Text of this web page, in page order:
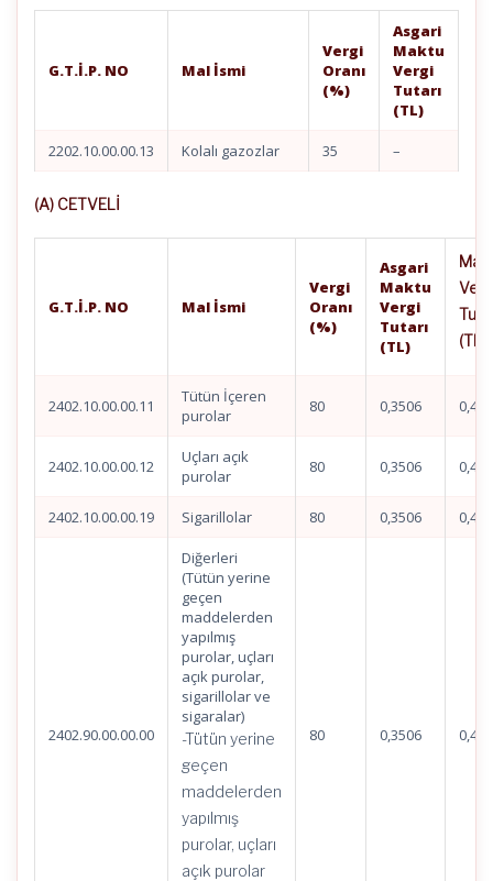
G.T.İ.P. NO Mal İsmi
Vergi
Oranı
(%)
Asgari
Maktu
Vergi
Tutarı
(TL)
2202.10.00.00.13 Kolalı gazozlar 35 –
(A) CETVELİ
G.T.İ.P. NO Mal İsmi
Vergi
Oranı
(%)
Asgari
Maktu
Vergi
Tutarı
(TL)
(TL)
2402.10.00.00.11
Tütün İçeren
purolar
80 0,3506
2402.10.00.00.12
Uçları açık
purolar
80 0,3506
2402.10.00.00.19 Sigarillolar 80 0,3506
2402.90.00.00.00
Diğerleri
(Tütün yerine
geçen
maddelerden
yapılmış
purolar, uçları
açık purolar,
sigarillolar ve
sigaralar)
-Tütün yerine
geçen
maddelerden
yapılmış
purolar, uçları
açık purolar
80 0,3506